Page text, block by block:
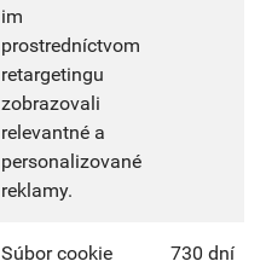
im
prostredníctvom
retargetingu
zobrazovali
relevantné a
personalizované
reklamy.
Súbor cookie 730 dní